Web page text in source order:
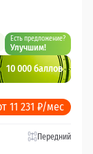
Есть предложение?
Улучшим!
10 000 баллов
11 231 ₽/мес
Передний